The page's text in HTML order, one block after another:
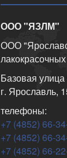
ООО "ЯЗЛМ"
ООО
Базовая
г. Ярославль,
телефоны:
+7 (4852) 66-
+7 (4852) 66-
+7 (4852) 66-